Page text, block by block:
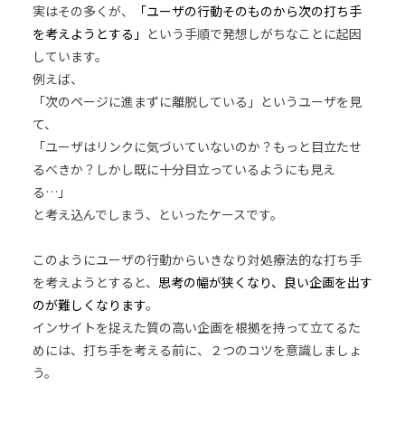
実はその多くが、
「ユーザの行動そのものから次の打ち手
を考えようとする」 という手順で発想しがちなことに起因
しています。
例えば、
「次のページに進まずに離脱している」というユーザを見
て、
「ユーザはリンクに気づいていないのか？もっと目立たせ
るべきか？しかし既に十分目立っているようにも見え
る…」
と考え込んでしまう、といったケースです。
このようにユーザの行動からいきなり対処療法的な打ち手
を考えようとすると、 思考の幅が狭くなり、良い企画を出す
のが難しくなります。
インサイトを捉えた質の高い企画を根拠を持って立てるた
めには、打ち手を考える前に、２つのコツを意識しましょ
う。